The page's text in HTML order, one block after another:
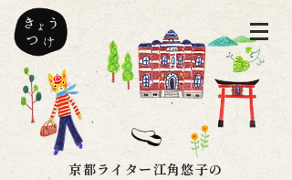
京都ライター江角悠子の